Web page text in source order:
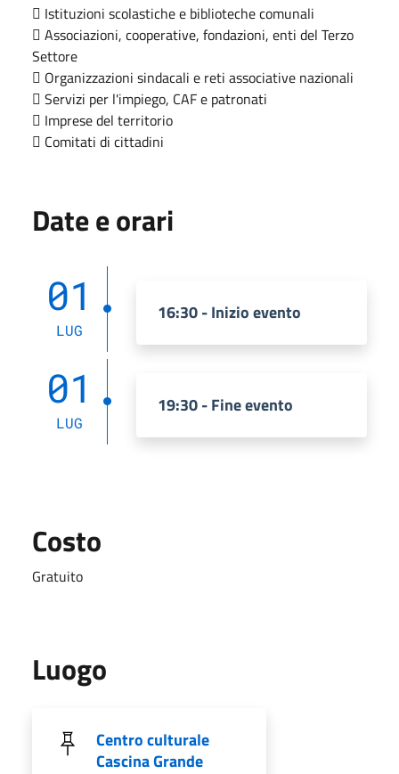
 Istituzioni scolastiche e biblioteche comunali
 Associazioni, cooperative, fondazioni, enti del Terzo
Settore
 Organizzazioni sindacali e reti associative nazionali
 Servizi per l'impiego, CAF e patronati
 Imprese del territorio
 Comitati di cittadini
Date e orari
01
LUG
16:30 - Inizio evento
01
LUG
19:30 - Fine evento
Costo
Gratuito
Luogo
Centro culturale
Cascina Grande